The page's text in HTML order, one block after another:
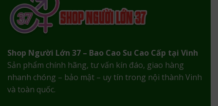
Shop Người Lớn 37 – Bao Cao Su Cao Cấp tại Vinh
Sản phẩm chính hãng, tư vấn kín đáo, giao hàng
nhanh chóng – bảo mật – uy tín trong nội thành Vinh
và toàn quốc.